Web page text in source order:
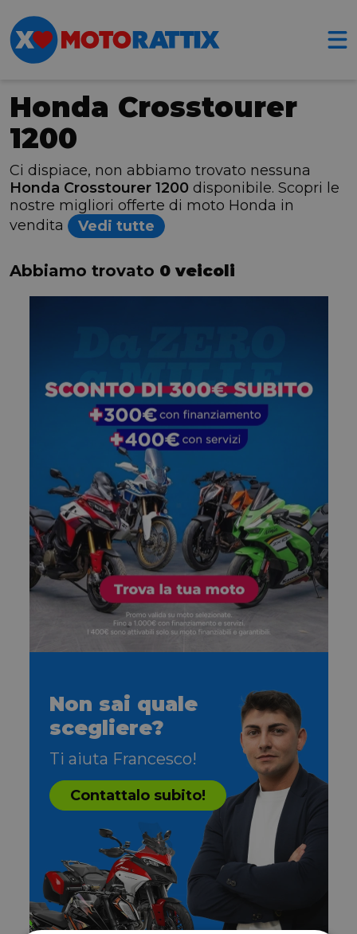
Honda Crosstourer
1200
Ci dispiace, non abbiamo trovato nessuna
Honda Crosstourer 1200 disponibile. Scopri le
nostre migliori offerte di moto Honda in
vendita
Vedi tutte
Abbiamo trovato 0 veicoli
Non sai quale
scegliere?
Ti aiuta Francesco!
Contattalo subito!